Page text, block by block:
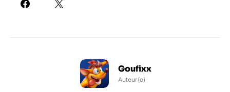
Goufixx
Auteur(e)